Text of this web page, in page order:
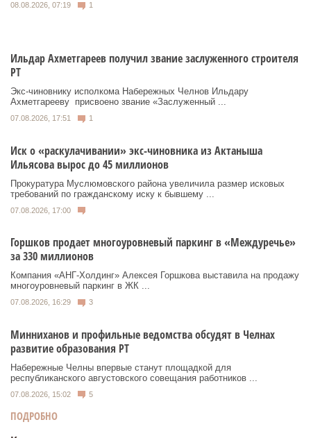
08.08.2026, 07:19 1
Ильдар Ахметгареев получил звание заслуженного строителя
РТ
Экс‑чиновнику исполкома Набережных Челнов Ильдару
Ахметгарееву присвоено звание «Заслуженный ...
07.08.2026, 17:51 1
Иск о «раскулачивании» экс-чиновника из Актаныша
Ильясова вырос до 45 миллионов
Прокуратура Муслюмовского района увеличила размер исковых
требований по гражданскому иску к бывшему ...
07.08.2026, 17:00
Горшков продает многоуровневый паркинг в «Междуречье»
за 330 миллионов
Компания «АНГ-Холдинг» Алексея Горшкова выставила на продажу
многоуровневый паркинг в ЖК ...
07.08.2026, 16:29 3
Минниханов и профильные ведомства обсудят в Челнах
развитие образования РТ
Набережные Челны впервые станут площадкой для
республиканского августовского совещания работников ...
07.08.2026, 15:02 5
ПОДРОБНО